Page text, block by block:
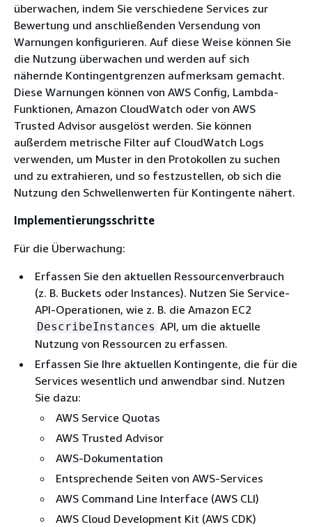
überwachen, indem Sie verschiedene Services zur
Bewertung und anschließenden Versendung von
Warnungen konfigurieren. Auf diese Weise können Sie
die Nutzung überwachen und werden auf sich
nähernde Kontingentgrenzen aufmerksam gemacht.
Diese Warnungen können von AWS Config, Lambda-
Funktionen, Amazon CloudWatch oder von AWS
Trusted Advisor ausgelöst werden. Sie können
außerdem metrische Filter auf CloudWatch Logs
verwenden, um Muster in den Protokollen zu suchen
und zu extrahieren, und so festzustellen, ob sich die
Nutzung den Schwellenwerten für Kontingente nähert.
Implementierungsschritte
Für die Überwachung:
Erfassen Sie den aktuellen Ressourcenverbrauch
(z. B. Buckets oder Instances). Nutzen Sie Service-
API-Operationen, wie z. B. die Amazon EC2
DescribeInstances API, um die aktuelle
Nutzung von Ressourcen zu erfassen.
Erfassen Sie Ihre aktuellen Kontingente, die für die
Services wesentlich und anwendbar sind. Nutzen
Sie dazu:
AWS Service Quotas
AWS Trusted Advisor
AWS-Dokumentation
Entsprechende Seiten von AWS-Services
AWS Command Line Interface (AWS CLI)
AWS Cloud Development Kit (AWS CDK)